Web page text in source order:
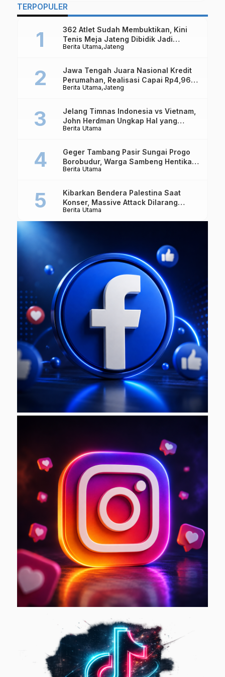
TERPOPULER
Berita Utama Jateng
362 Atlet Sudah Membuktikan, Kini
Tenis Meja Jateng Dibidik Jadi
Kekuatan Nasional
Berita Utama Jateng
Jawa Tengah Juara Nasional Kredit
Perumahan, Realisasi Capai Rp4,96
Triliun
Berita Utama
Jelang Timnas Indonesia vs Vietnam,
John Herdman Ungkap Hal yang
Dipertaruhkan
Berita Utama
Geger Tambang Pasir Sungai Progo
Borobudur, Warga Sambeng Hentikan
Alat Berat dan Usir Truk
Berita Utama
Kibarkan Bendera Palestina Saat
Konser, Massive Attack Dilarang
Masuk Singapura Lagi